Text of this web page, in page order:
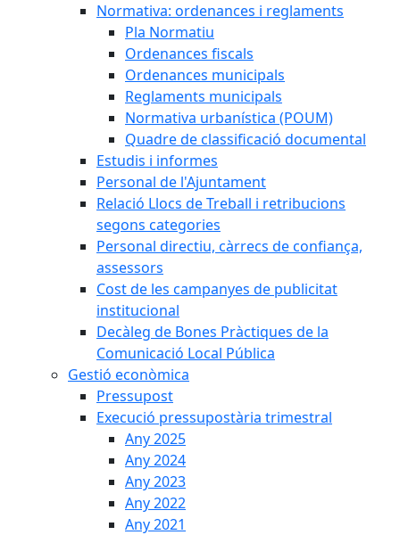
Normativa: ordenances i reglaments
Pla Normatiu
Ordenances fiscals
Ordenances municipals
Reglaments municipals
Normativa urbanística (POUM)
Quadre de classificació documental
Estudis i informes
Personal de l'Ajuntament
Relació Llocs de Treball i retribucions
segons categories
Personal directiu, càrrecs de confiança,
assessors
Cost de les campanyes de publicitat
institucional
Decàleg de Bones Pràctiques de la
Comunicació Local Pública
Gestió econòmica
Pressupost
Execució pressupostària trimestral
Any 2025
Any 2024
Any 2023
Any 2022
Any 2021